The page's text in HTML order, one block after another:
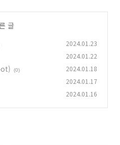
글
2024.01.23
2024.01.22
(0) 2024.01.18
2024.01.17
2024.01.16